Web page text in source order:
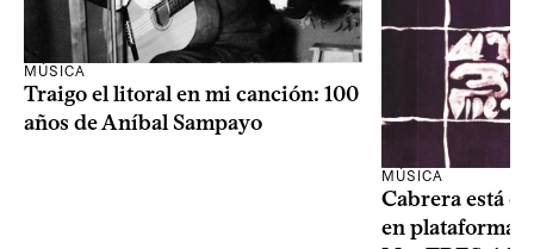
MÚSICA
Traigo el litoral en mi canción: 100
años de Aníbal Sampayo
MÚSICA
Cabrera está
en plataformas